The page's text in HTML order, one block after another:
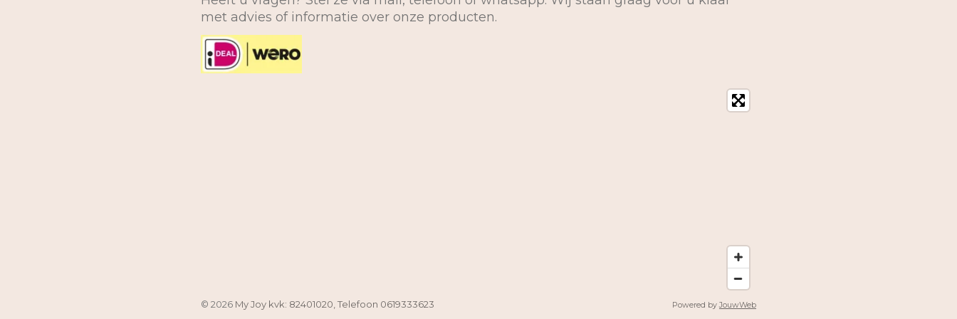
met advies of informatie over onze producten.
© 2026 My Joy kvk: 82401020, Telefoon 0619333623 Powered by JouwWeb